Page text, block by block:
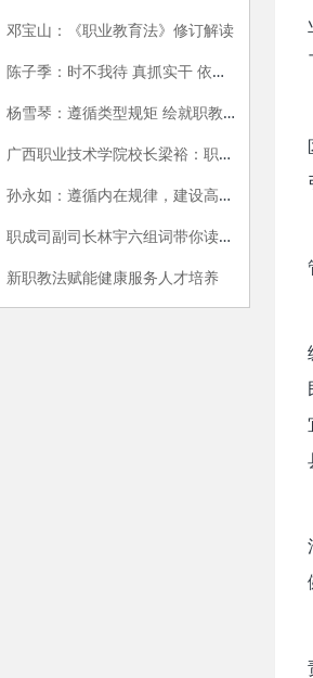
邓宝山：《职业教育法》修订解读
陈子季：时不我待 真抓实干 依法加快推进职业教育高质量发展
杨雪琴：遵循类型规矩 绘就职教方圆
广西职业技术学院校长梁裕：职业教育发展有更广阔的空间
孙永如：遵循内在规律，建设高职强校
职成司副司长林宇六组词带你读懂新职教法
新职教法赋能健康服务人才培养